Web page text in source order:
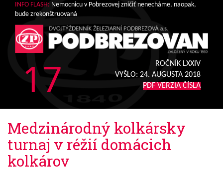
INFO FLASH: Nemocnicu v Pobrezovej zničiť nenecháme, naopak,
bude zrekonštruovaná
17
ROČNÍK LXXIV
VYŠLO: 24. AUGUSTA 2018
PDF VERZIA ČÍSLA
Medzinárodný kolkársky
turnaj v réžií domácich
kolkárov